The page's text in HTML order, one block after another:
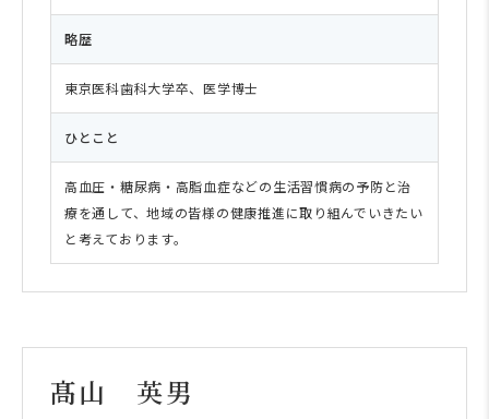
略歴
東京医科歯科大学卒、医学博士
ひとこと
高血圧・糖尿病・高脂血症などの生活習慣病の予防と治
療を通して、地域の皆様の健康推進に取り組んでいきたい
と考えております。
髙山 英男